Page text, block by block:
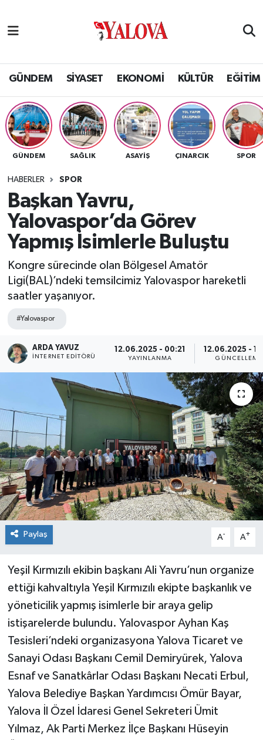
GÜNDEM SİYASET EKONOMİ KÜLTÜR EĞİTİM
GÜNDEM SAĞLIK ASAYİŞ ÇINARCIK SPOR
HABERLER SPOR
Başkan Yavru,
Yalovaspor’da Görev
Yapmış İsimlerle Buluştu
Kongre sürecinde olan Bölgesel Amatör
Ligi(BAL)’ndeki temsilcimiz Yalovaspor hareketli
saatler yaşanıyor.
#Yalovaspor
ARDA YAVUZ
İNTERNET EDITÖRÜ
12.06.2025 - 00:21
YAYINLANMA
12.06.2025 -
GÜNCELLEME
Paylaş A- A+
Yeşil Kırmızılı ekibin başkanı Ali Yavru’nun organize
ettiği kahvaltıyla Yeşil Kırmızılı ekipte başkanlık ve
yöneticilik yapmış isimlerle bir araya gelip
istişarelerde bulundu. Yalovaspor Ayhan Kaş
Tesisleri’ndeki organizasyona Yalova Ticaret ve
Sanayi Odası Başkanı Cemil Demiryürek, Yalova
Esnaf ve Sanatkârlar Odası Başkanı Necati Erbul,
Yalova Belediye Başkan Yardımcısı Ömür Bayar,
Yalova İl Özel İdaresi Genel Sekreteri Ümit
Yılmaz, Ak Parti Merkez İlçe Başkanı Hüseyin
SİYASET
EKONOMİ
KÜLTÜR
BİLİM VE TEKNOLOJİ
ASAYİŞ
SAĞLIK
SPOR
İLÇELERİMİZ
RESMİ İLAN
Yalova Nöbetçi Eczaneler
Yalova Hava Durumu
Yalova Namaz Vakitleri
Yalova Trafik Yoğunluk Haritası
Tüm Manşetler
Son Dakika Haberleri
Haber Arşivi